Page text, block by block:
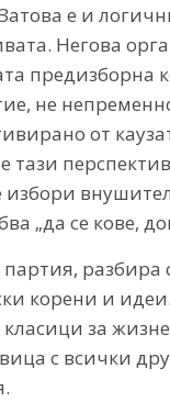
е и
Негова
не
от
тази
избори
„да се кове,
разбира
корени и
класици за
с всички